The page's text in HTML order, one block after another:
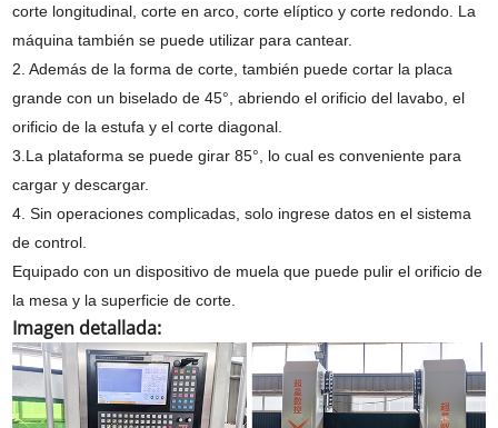
corte longitudinal, corte en arco, corte elíptico y corte redondo. La
máquina también se puede utilizar para cantear.
2. Además de la forma de corte, también puede cortar la placa
grande con un biselado de 45°, abriendo el orificio del lavabo, el
orificio de la estufa y el corte diagonal.
3.La plataforma se puede girar 85°, lo cual es conveniente para
cargar y descargar.
4. Sin operaciones complicadas, solo ingrese datos en el sistema
de control.
Equipado con un dispositivo de muela que puede pulir el orificio de
la mesa y la superficie de corte.
Imagen detallada: